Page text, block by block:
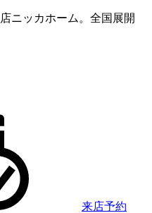
ニッカホーム。全国展開
来店予約